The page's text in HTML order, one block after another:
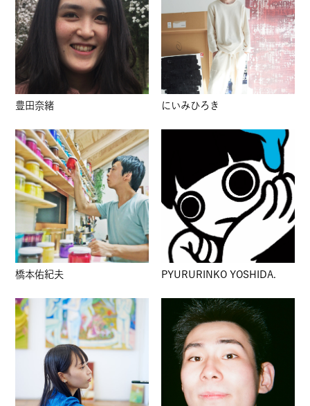
豊田奈緒 にいみひろき
橋本佑紀夫 PYURURINKO YOSHIDA.